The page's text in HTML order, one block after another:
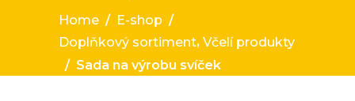
Home / E-shop /
Doplňkový sortiment, Včelí produkty
/ Sada na výrobu svíček